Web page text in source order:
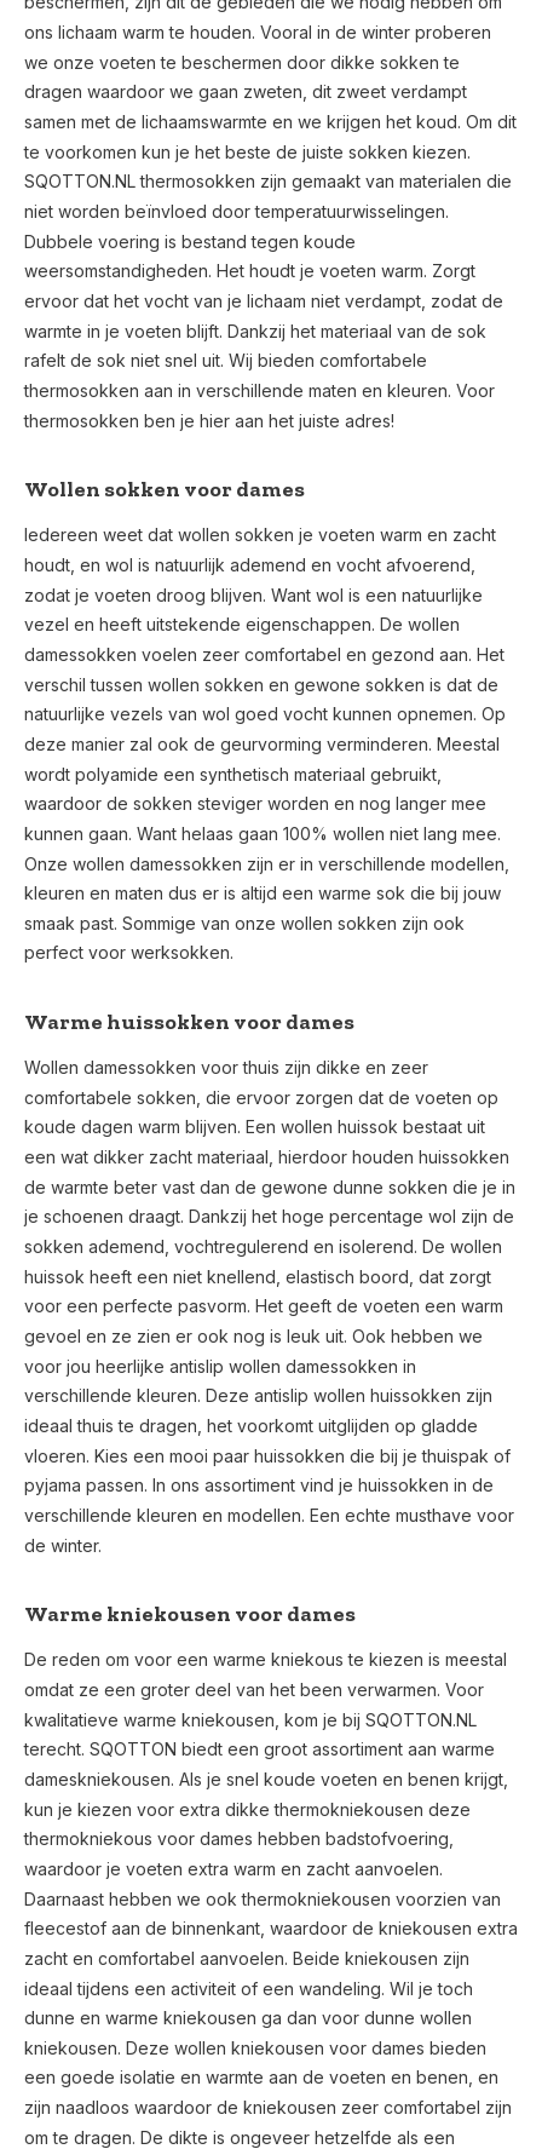
ons lichaam warm te houden. Vooral in de winter proberen
we onze voeten te beschermen door dikke sokken te
dragen waardoor we gaan zweten, dit zweet verdampt
samen met de lichaamswarmte en we krijgen het koud. Om dit
te voorkomen kun je het beste de juiste sokken kiezen.
SQOTTON.NL thermosokken zijn gemaakt van materialen die
niet worden beïnvloed door temperatuurwisselingen.
Dubbele voering is bestand tegen koude
weersomstandigheden. Het houdt je voeten warm. Zorgt
ervoor dat het vocht van je lichaam niet verdampt, zodat de
warmte in je voeten blijft. Dankzij het materiaal van de sok
rafelt de sok niet snel uit. Wij bieden comfortabele
thermosokken aan in verschillende maten en kleuren. Voor
thermosokken ben je hier aan het juiste adres!
Wollen sokken voor dames
Iedereen weet dat wollen sokken je voeten warm en zacht
houdt, en wol is natuurlijk ademend en vocht afvoerend,
zodat je voeten droog blijven. Want wol is een natuurlijke
vezel en heeft uitstekende eigenschappen. De wollen
damessokken voelen zeer comfortabel en gezond aan. Het
verschil tussen wollen sokken en gewone sokken is dat de
natuurlijke vezels van wol goed vocht kunnen opnemen. Op
deze manier zal ook de geurvorming verminderen. Meestal
wordt polyamide een synthetisch materiaal gebruikt,
waardoor de sokken steviger worden en nog langer mee
kunnen gaan. Want helaas gaan 100% wollen niet lang mee.
Onze wollen damessokken zijn er in verschillende modellen,
kleuren en maten dus er is altijd een warme sok die bij jouw
smaak past. Sommige van onze wollen sokken zijn ook
perfect voor werksokken.
Warme huissokken voor dames
Wollen damessokken voor thuis zijn dikke en zeer
comfortabele sokken, die ervoor zorgen dat de voeten op
koude dagen warm blijven. Een wollen huissok bestaat uit
een wat dikker zacht materiaal, hierdoor houden huissokken
de warmte beter vast dan de gewone dunne sokken die je in
je schoenen draagt. Dankzij het hoge percentage wol zijn de
sokken ademend, vochtregulerend en isolerend. De wollen
huissok heeft een niet knellend, elastisch boord, dat zorgt
voor een perfecte pasvorm. Het geeft de voeten een warm
gevoel en ze zien er ook nog is leuk uit. Ook hebben we
voor jou heerlijke antislip wollen damessokken in
verschillende kleuren. Deze antislip wollen huissokken zijn
ideaal thuis te dragen, het voorkomt uitglijden op gladde
vloeren. Kies een mooi paar huissokken die bij je thuispak of
pyjama passen. In ons assortiment vind je huissokken in de
verschillende kleuren en modellen. Een echte musthave voor
de winter.
Warme kniekousen voor dames
De reden om voor een warme kniekous te kiezen is meestal
omdat ze een groter deel van het been verwarmen. Voor
kwalitatieve warme kniekousen, kom je bij SQOTTON.NL
terecht. SQOTTON biedt een groot assortiment aan warme
dameskniekousen. Als je snel koude voeten en benen krijgt,
kun je kiezen voor extra dikke thermokniekousen deze
thermokniekous voor dames hebben badstofvoering,
waardoor je voeten extra warm en zacht aanvoelen.
Daarnaast hebben we ook thermokniekousen voorzien van
fleecestof aan de binnenkant, waardoor de kniekousen extra
zacht en comfortabel aanvoelen. Beide kniekousen zijn
ideaal tijdens een activiteit of een wandeling. Wil je toch
dunne en warme kniekousen ga dan voor dunne wollen
kniekousen. Deze wollen kniekousen voor dames bieden
een goede isolatie en warmte aan de voeten en benen, en
zijn naadloos waardoor de kniekousen zeer comfortabel zijn
om te dragen. De dikte is ongeveer hetzelfde als een